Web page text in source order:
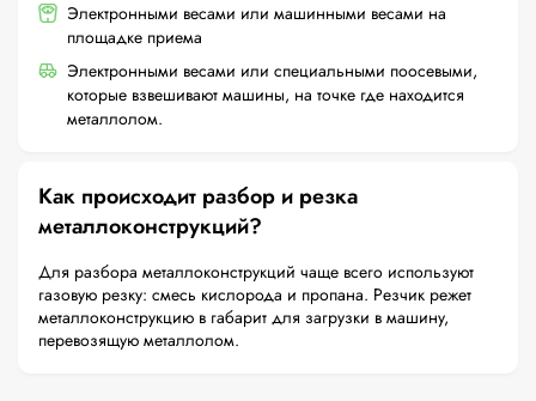
Электронными весами или машинными весами на
площадке приема
Электронными весами или специальными поосевыми,
которые взвешивают машины, на точке где находится
металлолом.
Как происходит разбор и резка
металлоконструкций?
Для разбора металлоконструкций чаще всего используют
газовую резку: смесь кислорода и пропана. Резчик режет
металлоконструкцию в габарит для загрузки в машину,
перевозящую металлолом.